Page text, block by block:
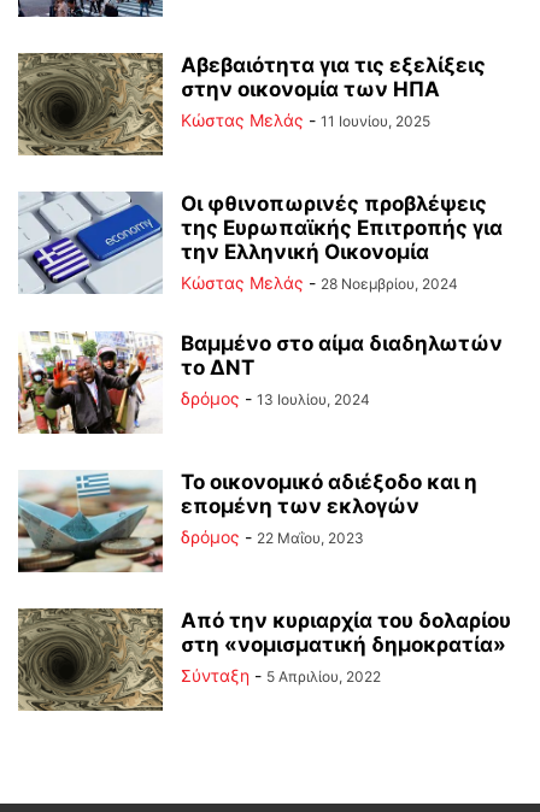
Αβεβαιότητα για τις εξελίξεις
στην οικονομία των ΗΠΑ
Κώστας Μελάς - 11 Ιουνίου, 2025
Οι φθινοπωρινές προβλέψεις
της Ευρωπαϊκής Επιτροπής για
την Ελληνική Οικονομία
Κώστας Μελάς - 28 Νοεμβρίου, 2024
Βαμμένο στο αίμα διαδηλωτών
το ΔΝΤ
δρόμος - 13 Ιουλίου, 2024
Το οικονομικό αδιέξοδο και η
επομένη των εκλογών
δρόμος - 22 Μαΐου, 2023
Από την κυριαρχία του δολαρίου
στη «νομισματική δημοκρατία»
Σύνταξη - 5 Απριλίου, 2022